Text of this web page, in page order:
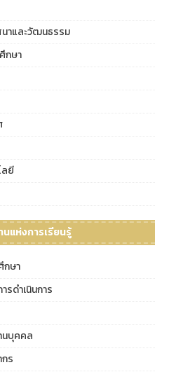
าและวัฒนธรรม
กษา
ลยี
นแห่งการเรียนรู้
ษา
รดำเนินการ
นบุคคล
ร